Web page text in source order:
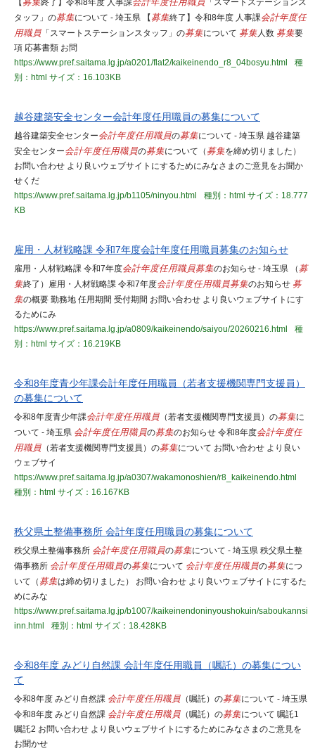
【 募集終了】令和8年度 人事課会計年度任用職員 「スマートステーションス
タッフ」の募集について - 埼玉県 【 募集終了】令和8年度 人事課会計年度任
用職員 「スマートステーションスタッフ」の募集について 募集人数 募集要
項 応募書類 お問
https://www.pref.saitama.lg.jp/a0201/flat2/kaikeinendo_r8_04bosyu.html
種
別：html サイズ：16.103KB
越谷建築安全センター会計年度任用職員の募集について
越谷建築安全センター会計年度任用職員の募集について - 埼玉県 越谷建築
安全センター会計年度任用職員の募集について（ 募集を締め切りました）
お問い合わせ より良いウェブサイトにするためにみなさまのご意見をお聞か
せくだ
https://www.pref.saitama.lg.jp/b1105/ninyou.html
種別：html サイズ：18.777
KB
雇用・人材戦略課 令和7年度会計年度任用職員募集のお知らせ
雇用・人材戦略課 令和7年度会計年度任用職員募集のお知らせ - 埼玉県 （ 募
集終了）雇用・人材戦略課 令和7年度会計年度任用職員募集のお知らせ 募
集の概要 勤務地 任用期間 受付期間 お問い合わせ より良いウェブサイトにす
るためにみ
https://www.pref.saitama.lg.jp/a0809/kaikeinendo/saiyou/20260216.html
種
別：html サイズ：16.219KB
令和8年度青少年課会計年度任用職員（若者支援機関専門支援員）
の募集について
令和8年度青少年課会計年度任用職員 （若者支援機関専門支援員）の募集に
ついて - 埼玉県 会計年度任用職員の募集のお知らせ 令和8年度会計年度任
用職員 （若者支援機関専門支援員）の募集について お問い合わせ より良い
ウェブサイ
https://www.pref.saitama.lg.jp/a0307/wakamonoshien/r8_kaikeinendo.html
種別：html サイズ：16.167KB
秩父県土整備事務所 会計年度任用職員の募集について
秩父県土整備事務所 会計年度任用職員の募集について - 埼玉県 秩父県土整
備事務所 会計年度任用職員の募集について 会計年度任用職員の募集につ
いて（ 募集は締め切りました） お問い合わせ より良いウェブサイトにするた
めにみな
https://www.pref.saitama.lg.jp/b1007/kaikeinendoninyoushokuin/saboukannsi
inn.html
種別：html サイズ：18.428KB
令和8年度 みどり自然課 会計年度任用職員（嘱託）の募集につい
て
令和8年度 みどり自然課 会計年度任用職員 （嘱託）の募集について - 埼玉県
令和8年度 みどり自然課 会計年度任用職員 （嘱託）の募集について 嘱託1
嘱託2 お問い合わせ より良いウェブサイトにするためにみなさまのご意見を
お聞かせ